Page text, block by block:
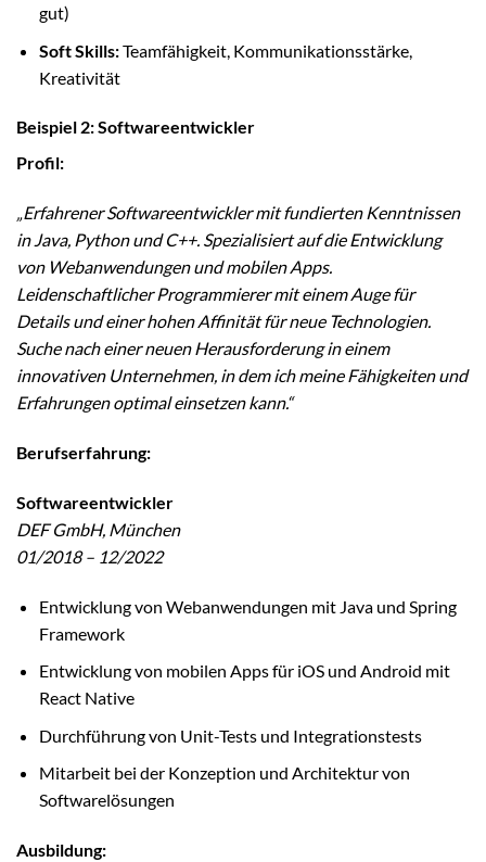
gut)
Soft Skills:Teamfähigkeit, Kommunikationsstärke,
Kreativität
Beispiel 2: Softwareentwickler
Profil:
„Erfahrener Softwareentwickler mit fundierten Kenntnissen
in Java, Python und C++. Spezialisiert auf die Entwicklung
von Webanwendungen und mobilen Apps.
Leidenschaftlicher Programmierer mit einem Auge für
Details und einer hohen Affinität für neue Technologien.
Suche nach einer neuen Herausforderung in einem
innovativen Unternehmen, in dem ich meine Fähigkeiten und
Erfahrungen optimal einsetzen kann.“
Berufserfahrung:
Softwareentwickler
DEF GmbH, München
01/2018 – 12/2022
Entwicklung von Webanwendungen mit Java und Spring
Framework
Entwicklung von mobilen Apps für iOS und Android mit
React Native
Durchführung von Unit-Tests und Integrationstests
Mitarbeit bei der Konzeption und Architektur von
Softwarelösungen
Ausbildung: